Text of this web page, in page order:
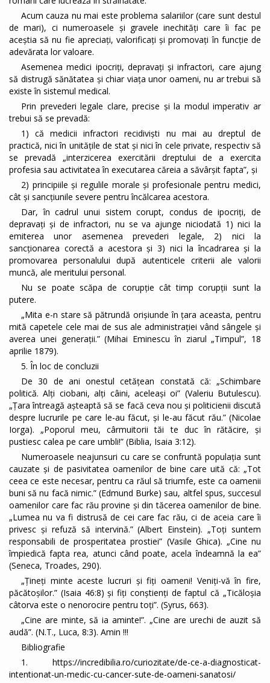
Acum cauza nu mai este problema salariilor (care sunt destul
de mari), ci numeroasele și gravele inechități care îi fac pe
aceștia să nu fie apreciați, valorificați și promovați în funcție de
adevărata lor valoare.
Asemenea medici ipocriți, depravați și infractori, care ajung
să distrugă sănătatea și chiar viața unor oameni, nu ar trebui să
existe în sistemul medical.
Prin prevederi legale clare, precise și la modul imperativ ar
trebui să se prevadă:
1) că medicii infractori recidiviști nu mai au dreptul de
practică, nici în unitățile de stat și nici în cele private, respectiv să
se prevadă „interzicerea exercitării dreptului de a exercita
profesia sau activitatea în executarea căreia a săvârşit fapta”, și
2) principiile şi regulile morale şi profesionale pentru medici,
cât și sancțiunile severe pentru încălcarea acestora.
Dar, în cadrul unui sistem corupt, condus de ipocriți, de
depravați și de infractori, nu se va ajunge niciodată 1) nici la
emiterea unor asemenea prevederi legale, 2) nici la
sancționarea corectă a acestora și 3) nici la încadrarea și la
promovarea personalului după autenticele criterii ale valorii
muncă, ale meritului personal.
Nu se poate scăpa de corupţie cât timp corupţii sunt la
putere.
„Mita e-n stare să pătrundă orişiunde în ţara aceasta, pentru
mită capetele cele mai de sus ale administraţiei vând sângele şi
averea unei generaţii.” (Mihai Eminescu în ziarul „Timpul”, 18
aprilie 1879).
5. În loc de concluzii
De 30 de ani onestul cetățean constată că: „Schimbare
politică. Alţi ciobani, alţi câini, aceleaşi oi” (Valeriu Butulescu).
„Ţara întreagă aşteaptă să se facă ceva nou şi politicienii discută
despre lucrurile pe care le-au făcut, şi le-au făcut rău.” (Nicolae
Iorga). „Poporul meu, cârmuitorii tăi te duc în rătăcire, şi
pustiesc calea pe care umbli!” (Biblia, Isaia 3:12).
Numeroasele neajunsuri cu care se confruntă populația sunt
cauzate și de pasivitatea oamenilor de bine care uită că: „Tot
ceea ce este necesar, pentru ca răul să triumfe, este ca oamenii
buni să nu facă nimic.” (Edmund Burke) sau, altfel spus, succesul
oamenilor care fac rău provine și din tăcerea oamenilor de bine.
„Lumea nu va fi distrusă de cei care fac rău, ci de aceia care îi
privesc şi refuză să intervină.” (Albert Einstein). „Toţi suntem
responsabili de prosperitatea prostiei” (Vasile Ghica). „Cine nu
împiedică fapta rea, atunci când poate, acela îndeamnă la ea”
(Seneca, Troades, 290).
„Ţineţi minte aceste lucruri şi fiţi oameni! Veniţi-vă în fire,
păcătoşilor.” (Isaia 46:8) şi fiţi conştienţi de faptul că „Ticăloşia
câtorva este o nenorocire pentru toţi”. (Syrus, 663).
„Cine are minte, să ia aminte!”. „Cine are urechi de auzit să
audă”. (N.T., Luca, 8:3). Amin !!!
Bibliografie
1. https://incredibilia.ro/curiozitate/de-ce-a-diagnosticat-
intentionat-un-medic-cu-cancer-sute-de-oameni-sanatosi/